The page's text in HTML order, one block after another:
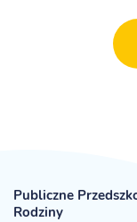
Publiczne
Rodziny